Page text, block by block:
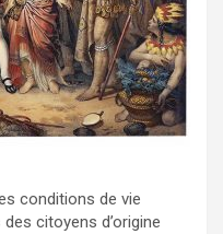
conditions de vie
citoyens d’origine